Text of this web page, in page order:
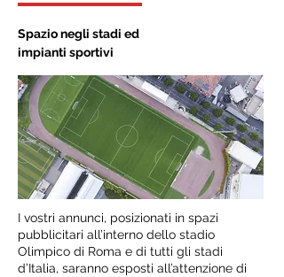
Spazio negli stadi ed
impianti sportivi
I vostri annunci, posizionati in spazi
pubblicitari all’interno dello stadio
Olimpico di Roma e di tutti gli stadi
d’Italia, saranno esposti all’attenzione di